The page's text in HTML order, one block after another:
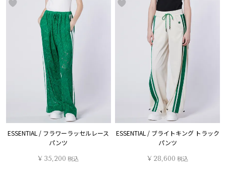
ESSENTIAL / フラワーラッセルレース
パンツ
¥ 35,200 税込
ESSENTIAL / ブライトキング トラック
パンツ
¥ 28,600 税込